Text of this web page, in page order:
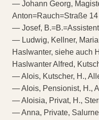
— Johann Georg,
Anton=Rauch=Straße 14
— Josef,
— Ludwig, Kellner,
Haslwanter, siehe auch
Haslwanter Alfred,
— Alois, Kutscher, H.,
— Alois, Pensionist, H.,
— Aloisia, Privat, H.,
— Anna, Private,